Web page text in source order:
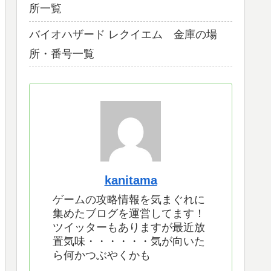
所一覧
バイオハザード レクイエム 金庫の場
所・番号一覧
kanitama
ゲームの攻略情報を気まぐれに
集めたブログを運営してます！
ツイッターもありますが最近放
置気味・・・・・・気が向いた
ら何かつぶやくかも